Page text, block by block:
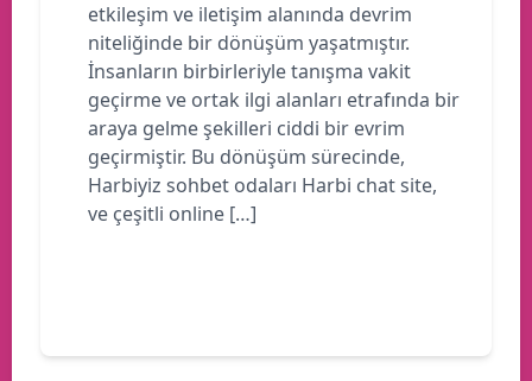
etkileşim ve iletişim alanında devrim
niteliğinde bir dönüşüm yaşatmıştır.
İnsanların birbirleriyle tanışma vakit
geçirme ve ortak ilgi alanları etrafında bir
araya gelme şekilleri ciddi bir evrim
geçirmiştir. Bu dönüşüm sürecinde,
Harbiyiz sohbet odaları Harbi chat site,
ve çeşitli online […]